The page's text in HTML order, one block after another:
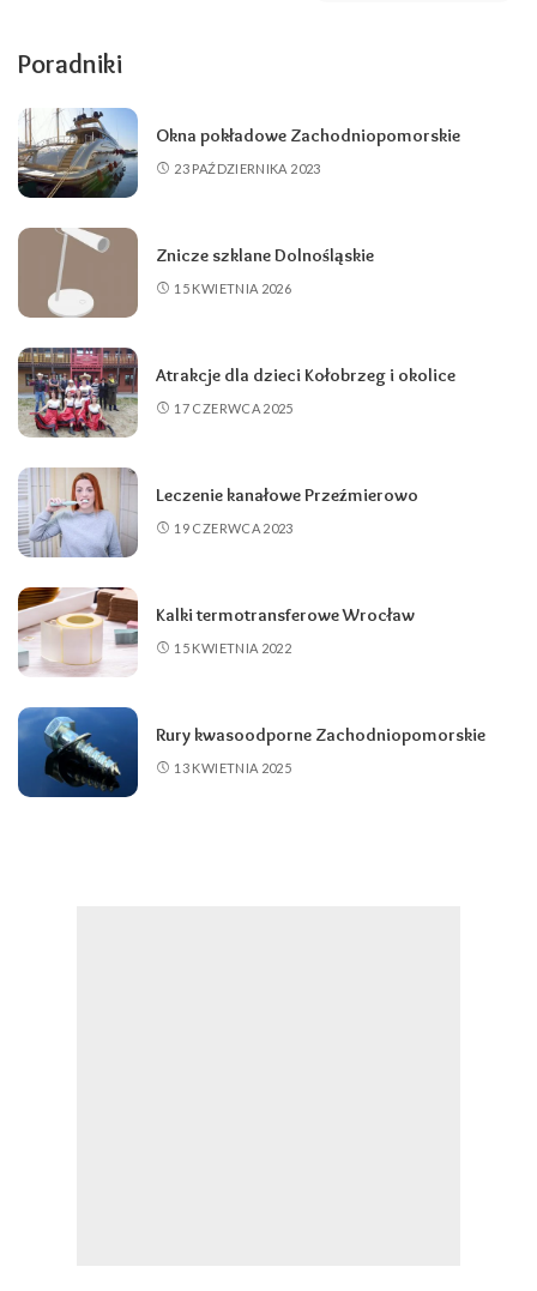
Poradniki
Okna pokładowe Zachodniopomorskie
23 PAŹDZIERNIKA 2023
Znicze szklane Dolnośląskie
15 KWIETNIA 2026
Atrakcje dla dzieci Kołobrzeg i okolice
17 CZERWCA 2025
Leczenie kanałowe Przeźmierowo
19 CZERWCA 2023
Kalki termotransferowe Wrocław
15 KWIETNIA 2022
Rury kwasoodporne Zachodniopomorskie
13 KWIETNIA 2025